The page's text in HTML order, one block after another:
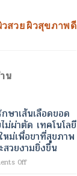
วสวย ผิวสุขภาพดี
น
กษาเส้นเลือดขอด
ม่ผ่าตัด เทคโนโลยี
หม่เพื่อขาที่สุขภาพ
สวยงามยิ่งขึ้น
Offon